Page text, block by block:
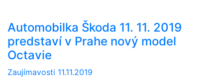
Automobilka Škoda 11. 11. 2019
predstaví v Prahe nový model
Octavie
Zaujímavosti 11.11.2019